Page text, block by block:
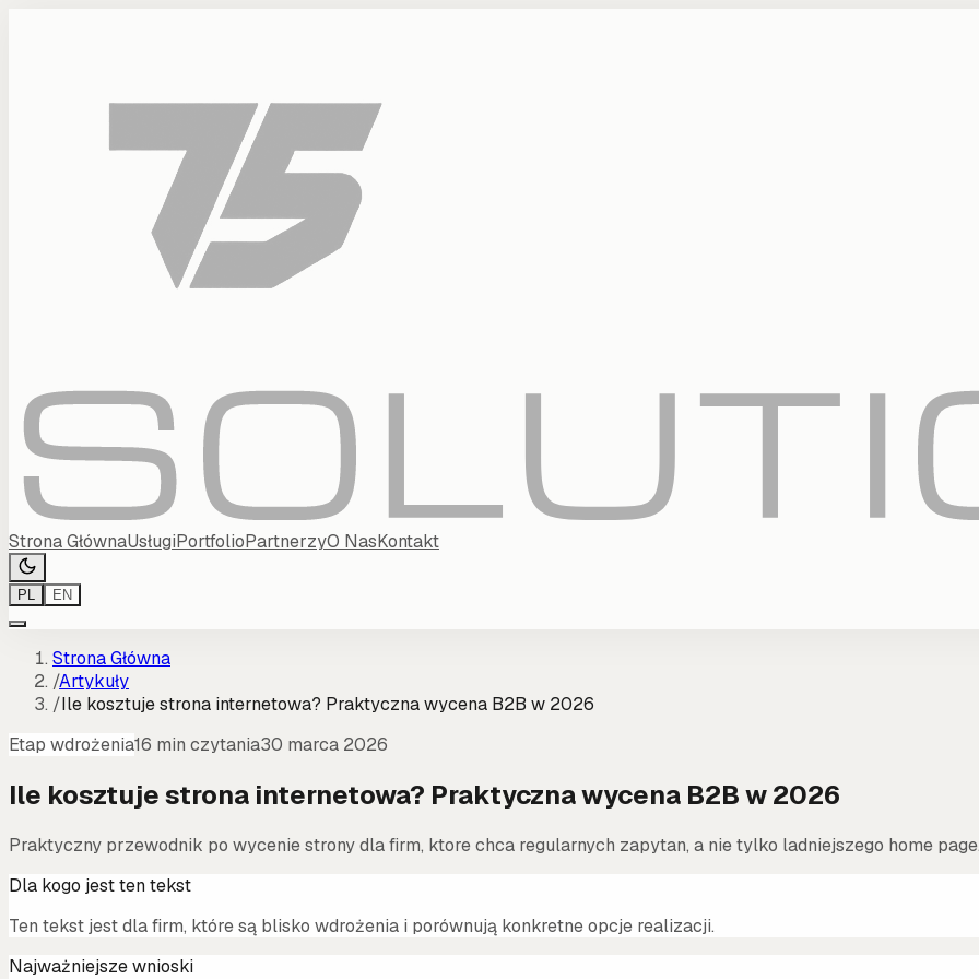
Strona GłównaUsługiPortfolioPartnerzyO NasKontakt
PL EN
Strona Główna
/Artykuły
/Ile kosztuje strona internetowa? Praktyczna wycena B2B w 2026
Etap wdrożenia16 min czytania30 marca 2026
Ile kosztuje strona internetowa? Praktyczna wycena B2B w 2026
Praktyczny przewodnik po wycenie strony dla firm, ktore chca regularnych zapytan, a nie tylko ladniejszego home
Dla kogo jest ten tekst
Ten tekst jest dla firm, które są blisko wdrożenia i porównują konkretne opcje realizacji.
Najważniejsze wnioski